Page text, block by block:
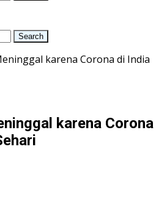
karena Corona di India
karena Corona